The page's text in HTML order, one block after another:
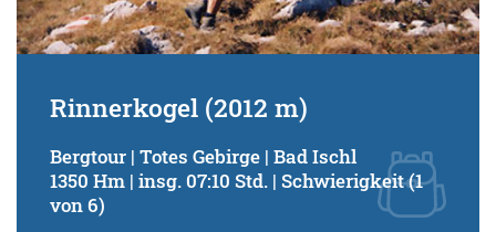
Rinnerkogel (2012 m)
Bergtour | Totes Gebirge | Bad Ischl
1350 Hm | insg. 07:10 Std. | Schwierigkeit (1
von 6)